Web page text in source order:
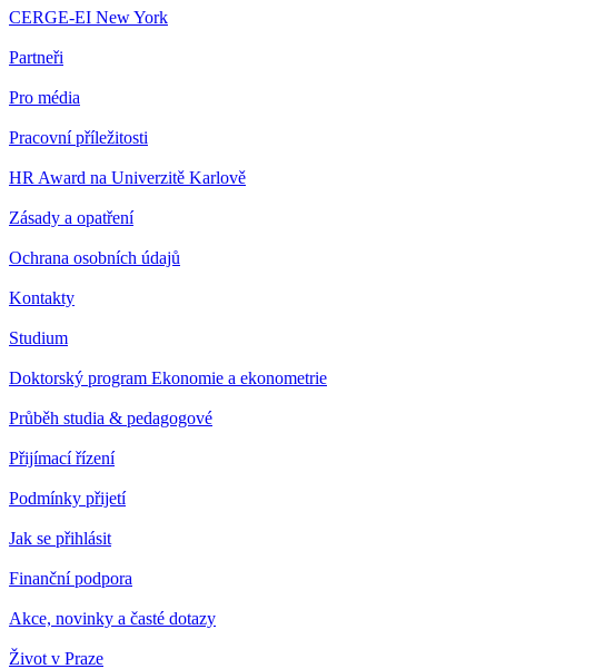
CERGE-EI New York
Partneři
Pro média
Pracovní příležitosti
HR Award na Univerzitě Karlově
Zásady a opatření
Ochrana osobních údajů
Kontakty
Studium
Doktorský program Ekonomie a ekonometrie
Průběh studia & pedagogové
Přijímací řízení
Podmínky přijetí
Jak se přihlásit
Finanční podpora
Akce, novinky a časté dotazy
Život v Praze